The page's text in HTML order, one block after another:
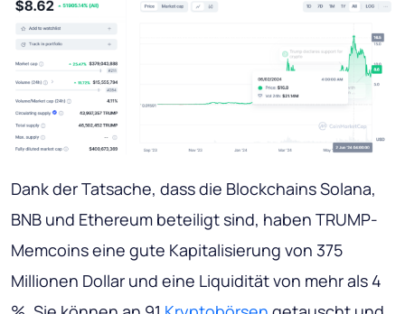
Dank der Tatsache, dass die Blockchains Solana,
BNB und Ethereum beteiligt sind, haben TRUMP-
Memcoins eine gute Kapitalisierung von 375
Millionen Dollar und eine Liquidität von mehr als 4